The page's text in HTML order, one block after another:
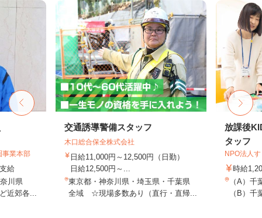
業本部
給
川県
近郊各...
交通誘導警備スタッフ
木口総合保全株式会社
日給11,000円～12,500円（日勤）
日給12,500円～...
東京都・神奈川県・埼玉県・千葉県
全域 ☆現場多数あり（直行・直帰...
放課後
タッフ
NPO法人
時給
（A）
（B）